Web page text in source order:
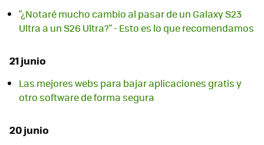
"¿Notaré mucho cambio al pasar de un Galaxy S23
Ultra a un S26 Ultra?" - Esto es lo que recomendamos
21 junio
Las mejores webs para bajar aplicaciones gratis y
otro software de forma segura
20 junio